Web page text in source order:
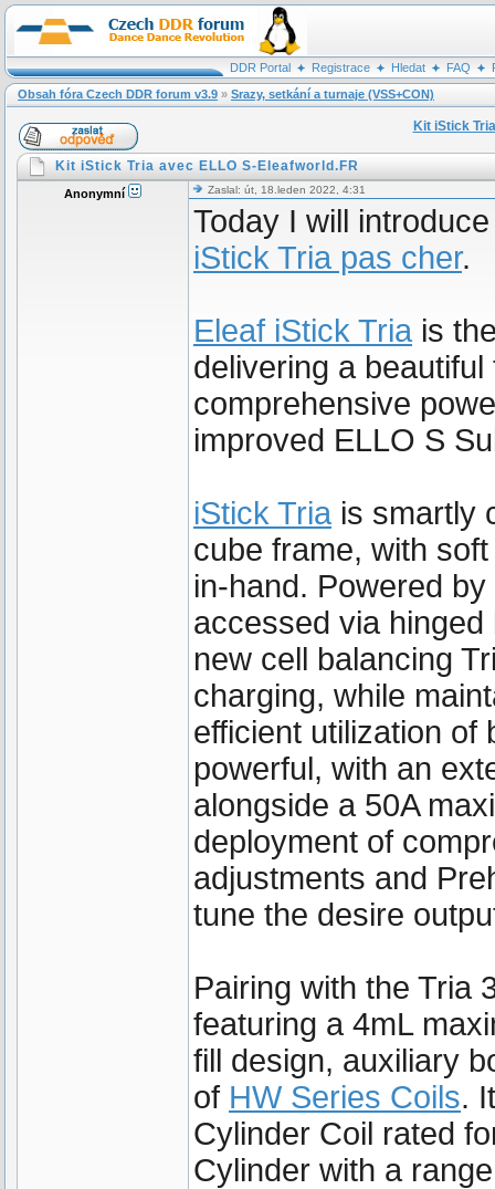
DDR Portal Registrace Hledat FAQ
Obsah fóra Czech DDR forum v3.9 » Srazy, setkání a turnaje (VSS+CON)
Kit iStick
Kit iStick Tria avec ELLO S-Eleafworld.FR
Anonymní Zaslal: út, 18.leden 2022, 4:31
Today I will
iStick Tria pas cher.
Eleaf iStick Tria is
delivering a
comprehensive
improved ELLO S
iStick Tria is smartly
cube frame, with
in-hand. Powered
accessed via
new cell balancing
charging, while
efficient utilization of
powerful, with an
alongside a 50A
deployment of
adjustments and
tune the desire
Pairing with the Tria
featuring a 4mL
fill design, auxiliary
of HW Series Coils.
Cylinder Coil rated
Cylinder with a